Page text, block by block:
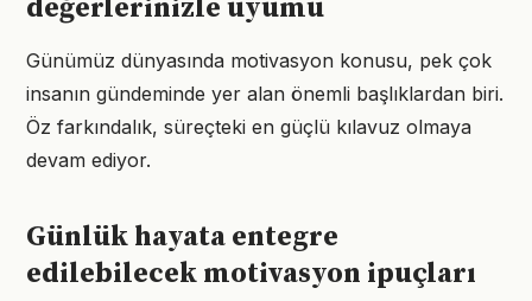
değerlerinizle uyumu
Günümüz dünyasında motivasyon konusu, pek çok
insanın gündeminde yer alan önemli başlıklardan biri.
Öz farkındalık, süreçteki en güçlü kılavuz olmaya
devam ediyor.
Günlük hayata entegre
edilebilecek motivasyon ipuçları